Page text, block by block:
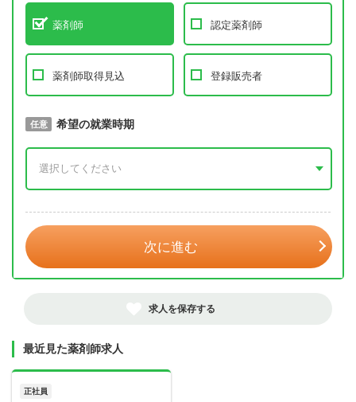
薬剤師 認定薬剤師
薬剤師取得見込 登録販売者
必須 取得予定年
任意 希望の就業時期
次に進む
求人を保存する
最近見た薬剤師求人
正社員